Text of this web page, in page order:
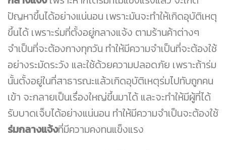
ปัญหาขึ้นได้อย่างแน่นอน เพราะมันจะทำให้เกิดอุบัติเหตุ
ขึ้นได้ เพราะร่มที่ตั้งอยู่กลางแจ้ง ตามร้านค้าต่างๆ
จำเป็นที่จะต้องกางทุกวัน ทำให้มีความจำเป็นที่จะต้องใช้
อย่างระมัดระวัง และใช้ด้วยความปลอดภัย เพราะถ้าร่ม
นั้นตั้งอยู่ในที่สาธารณะแล้วเกิดอุบัติเหตุร่มไปทับถูกคน
เข้า จะกลายเป็นเรื่องใหญ่ขึ้นมาได้ และจะทำให้มีผู้ที่ได้
รับบาดเจ็บได้อย่างแน่นอน ทำให้มีความจำเป็นจะต้องใช้
ร่มกลางแจ้งที่มีความคงทนแข็งแรง